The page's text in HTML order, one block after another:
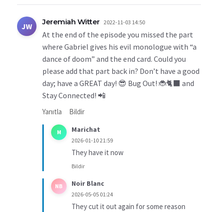
JW Jeremiah Witter 2022-11-03 14:50
At the end of the episode you missed the part
where Gabriel gives his evil monologue with “a
dance of doom” and the end card. Could you
please add that part back in? Don’t have a good
day; have a GREAT day! 😎 Bug Out! 🐞🐈‍⬛ and
Stay Connected! 📲
Yanıtla Bildir
M Marichat
2026-01-10 21:59
They have it now
Bildir
NB Noir Blanc
2026-05-05 01:24
They cut it out again for some reason